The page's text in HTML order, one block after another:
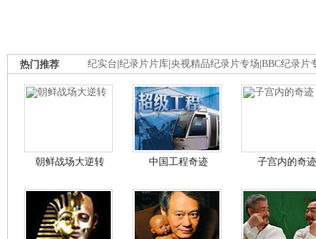
纪实台 纪录片片库 央视精品纪录片专场 BBC纪录片
热门推荐
朝鲜战场大逆转 中国工程奇迹 子宫内的奇迹